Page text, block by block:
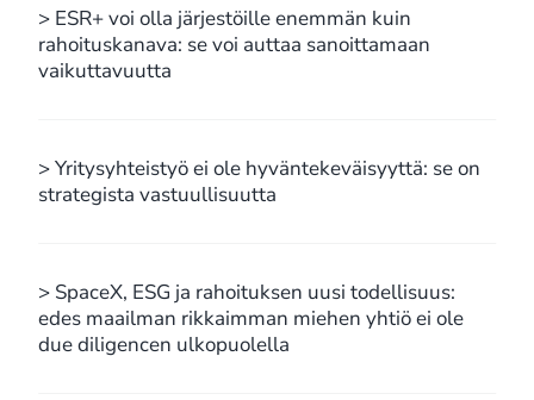
> ESR+ voi olla järjestöille enemmän kuin
rahoituskanava: se voi auttaa sanoittamaan
vaikuttavuutta
> Yritysyhteistyö ei ole hyväntekeväisyyttä: se on
strategista vastuullisuutta
> SpaceX, ESG ja rahoituksen uusi todellisuus:
edes maailman rikkaimman miehen yhtiö ei ole
due diligencen ulkopuolella